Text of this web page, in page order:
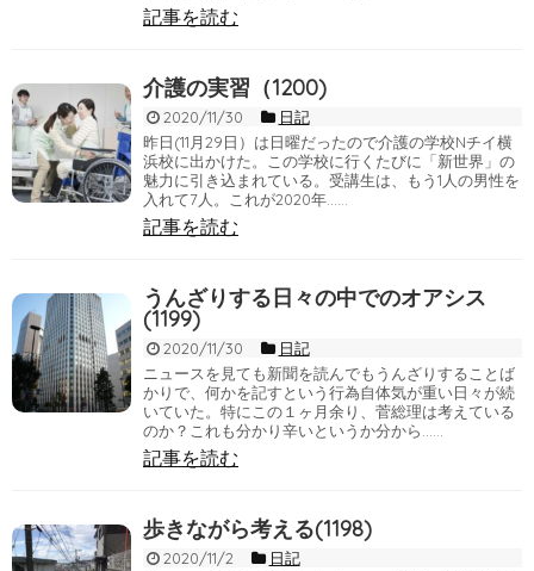
記事を読む
介護の実習（1200)
2020/11/30
日記
昨日(11月29日）は日曜だったので介護の学校Nチイ横
浜校に出かけた。この学校に行くたびに「新世界」の
魅力に引き込まれている。受講生は、もう1人の男性を
入れて7人。これが2020年……
記事を読む
うんざりする日々の中でのオアシス
(1199)
2020/11/30
日記
ニュースを見ても新聞を読んでもうんざりすることば
かりで、何かを記すという行為自体気が重い日々が続
いていた。特にこの１ヶ月余り、菅総理は考えている
のか？これも分かり辛いというか分から……
記事を読む
歩きながら考える(1198)
2020/11/2
日記